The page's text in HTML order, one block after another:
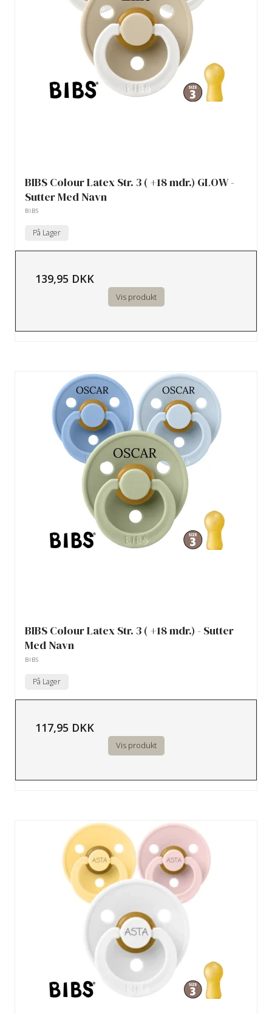
BIBS Colour Latex Str. 3 ( +18 mdr.) GLOW -
Sutter Med Navn
BIBS
På Lager
139,95 DKK
Vis produkt
BIBS Colour Latex Str. 3 ( +18 mdr.) - Sutter
Med Navn
BIBS
På Lager
117,95 DKK
Vis produkt